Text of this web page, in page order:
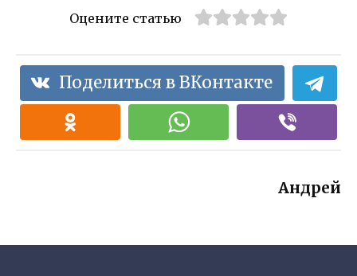
Оцените статью
Поделиться в ВКонтакте
Андрей